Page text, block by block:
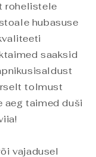
rohelistele
hubasuse
saaksid
tolmust
aeg taimed duši
vajadusel